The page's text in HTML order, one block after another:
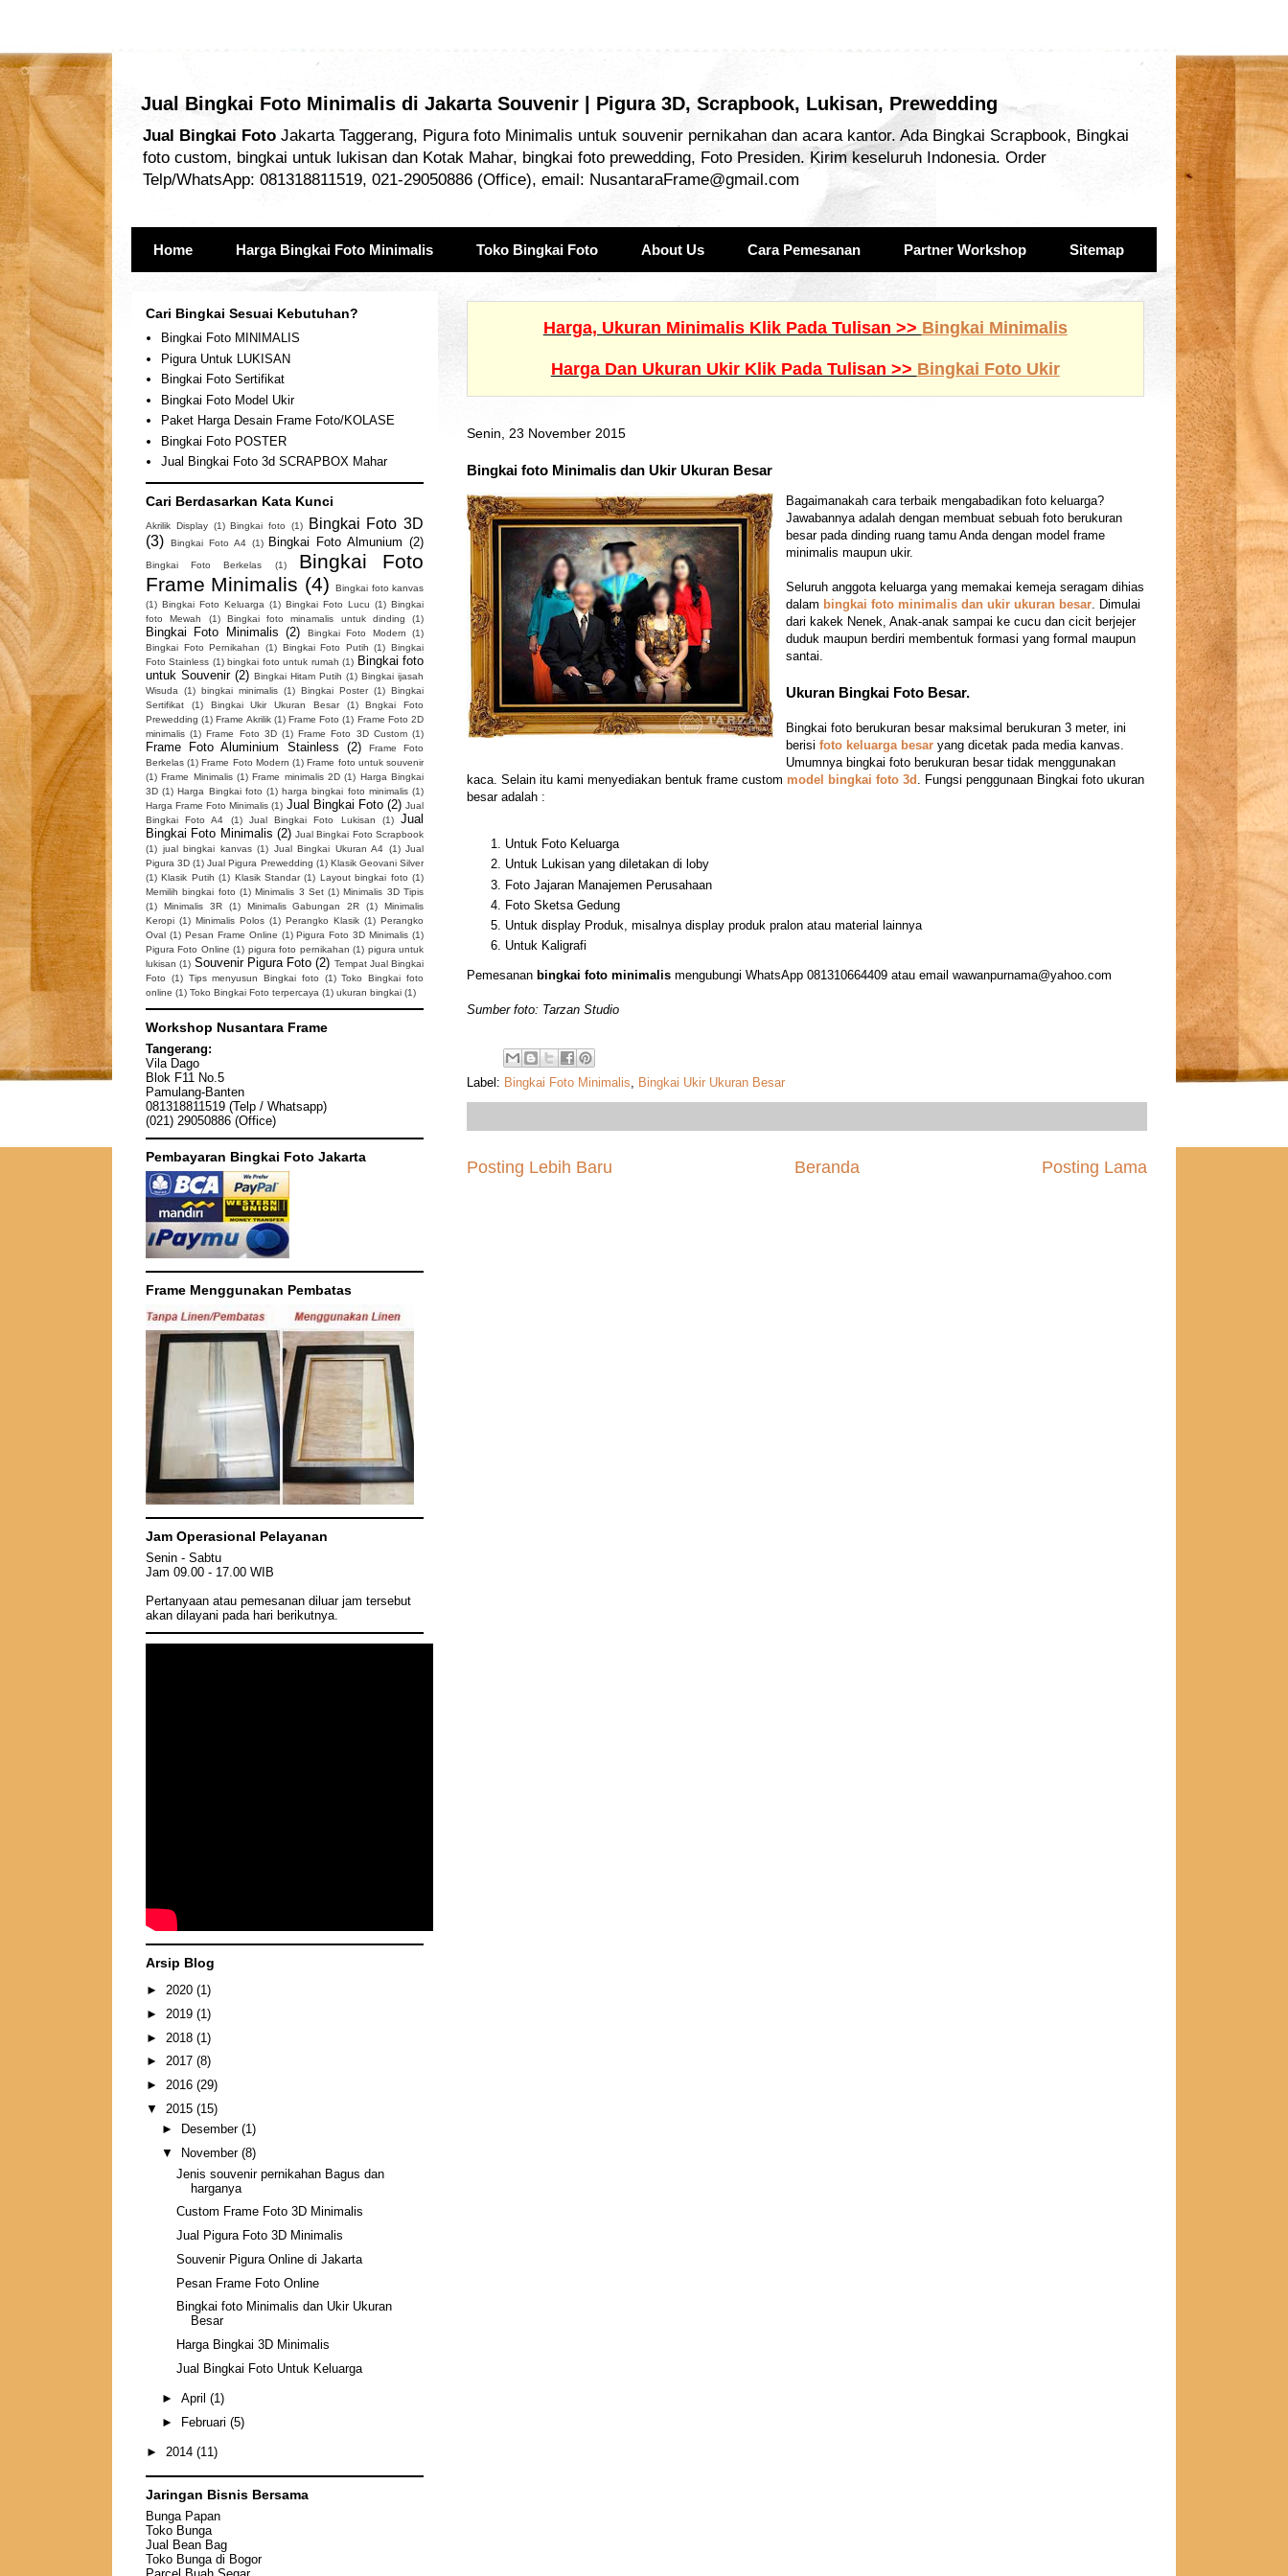
Jual Bingkai Foto Minimalis di Jakarta Souvenir | Pigura 3D, Scrapbook, Lukisan, Prewedding
Jual Bingkai Foto Jakarta Taggerang, Pigura foto Minimalis untuk souvenir pernikahan dan acara kantor. Ada Bingkai Scrapbook, Bingkai
foto custom, bingkai untuk lukisan dan Kotak Mahar, bingkai foto prewedding, Foto Presiden. Kirim keseluruh Indonesia. Order
Telp/WhatsApp: 081318811519, 021-29050886 (Office), email: NusantaraFrame@gmail.com
Home Harga Bingkai Foto Minimalis Toko Bingkai Foto About Us Cara Pemesanan Partner Workshop Sitemap
Harga, Ukuran Minimalis Klik Pada Tulisan >> Bingkai Minimalis
Harga Dan Ukuran Ukir Klik Pada Tulisan >> Bingkai Foto Ukir
Senin, 23 November 2015
Bingkai foto Minimalis dan Ukir Ukuran Besar
Bagaimanakah cara terbaik mengabadikan foto keluarga?
Jawabannya adalah dengan membuat sebuah foto berukuran
besar pada dinding ruang tamu Anda dengan model frame
minimalis maupun ukir.
Seluruh anggota keluarga yang memakai kemeja seragam dihias
dalam bingkai foto minimalis dan ukir ukuran besar. Dimulai
dari kakek Nenek, Anak-anak sampai ke cucu dan cicit berjejer
duduk maupun berdiri membentuk formasi yang formal maupun
santai.
Ukuran Bingkai Foto Besar.
Bingkai foto berukuran besar maksimal berukuran 3 meter, ini
berisi foto keluarga besar yang dicetak pada media kanvas.
Umumnya bingkai foto berukuran besar tidak menggunakan
kaca. Selain itu kami menyediakan bentuk frame custom model bingkai foto 3d . Fungsi penggunaan Bingkai foto ukuran
besar adalah :
Untuk Foto Keluarga
Untuk Lukisan yang diletakan di loby
Foto Jajaran Manajemen Perusahaan
Foto Sketsa Gedung
Untuk display Produk, misalnya display produk pralon atau material lainnya
Untuk Kaligrafi
Pemesanan bingkai foto minimalis mengubungi WhatsApp 081310664409 atau email wawanpurnama@yahoo.com
Sumber foto: Tarzan Studio
Label: Bingkai Foto Minimalis, Bingkai Ukir Ukuran Besar
Posting Lebih Baru Posting Lama
Beranda
Cari Bingkai Sesuai Kebutuhan?
Bingkai Foto MINIMALIS
Pigura Untuk LUKISAN
Bingkai Foto Sertifikat
Bingkai Foto Model Ukir
Paket Harga Desain Frame Foto/KOLASE
Bingkai Foto POSTER
Jual Bingkai Foto 3d SCRAPBOX Mahar
Cari Berdasarkan Kata Kunci
Akrilik Display (1) Bingkai foto (1)
Bingkai Foto 3D
(3)
Bingkai Foto A4 (1) Bingkai Foto Almunium (2)
Bingkai Foto Berkelas (1)
Bingkai Foto
Frame Minimalis (4)
Bingkai foto kanvas
(1) Bingkai Foto Keluarga (1) Bingkai Foto Lucu (1) Bingkai
foto Mewah
(1) Bingkai foto minamalis untuk dinding (1)
Bingkai Foto Minimalis (2) Bingkai Foto Modern
(1)
Bingkai Foto Pernikahan
(1) Bingkai Foto Putih (1) Bingkai
Foto Stainless (1) bingkai foto untuk rumah (1) Bingkai foto
untuk Souvenir (2) Bingkai Hitam Putih (1) Bingkai ijasah
Wisuda
(1) bingkai minimalis (1) Bingkai Poster (1) Bingkai
Sertifikat
(1) Bingkai Ukir Ukuran Besar (1)
Bngkai Foto
Prewedding (1) Frame Akrilik (1) Frame Foto (1) Frame Foto 2D
minimalis (1) Frame Foto 3D (1) Frame Foto 3D Custom (1)
Frame Foto Aluminium Stainless (2)
Frame Foto
Berkelas (1) Frame Foto Modern (1) Frame foto untuk souvenir
(1) Frame Minimalis (1) Frame minimalis 2D (1) Harga Bingkai
3D (1) Harga Bingkai foto (1) harga bingkai foto minimalis (1)
Harga Frame Foto Minimalis (1) Jual Bingkai Foto (2) Jual
Bingkai Foto A4
(1) Jual Bingkai Foto Lukisan (1)
Jual
Bingkai Foto Minimalis (2) Jual Bingkai Foto Scrapbook
(1) jual bingkai kanvas (1) Jual Bingkai Ukuran A4 (1) Jual
Pigura 3D (1) Jual Pigura Prewedding (1) Klasik Geovani Silver
(1) Klasik Putih (1) Klasik Standar (1) Layout bingkai foto (1)
Memilih bingkai foto (1) Minimalis 3 Set (1) Minimalis 3D Tipis
(1)
Minimalis 3R (1) Minimalis Gabungan 2R (1)
Minimalis
Keropi (1) Minimalis Polos (1) Perangko Klasik (1) Perangko
Oval (1) Pesan Frame Online (1) Pigura Foto 3D Minimalis (1)
Pigura Foto Online (1) pigura foto pernikahan (1) pigura untuk
lukisan (1) Souvenir Pigura Foto (2) Tempat Jual Bingkai
Foto
(1) Tips menyusun Bingkai foto (1) Toko Bingkai foto
online (1) Toko Bingkai Foto terpercaya (1) ukuran bingkai (1)
Workshop Nusantara Frame
Tangerang:
Vila Dago
Blok F11 No.5
Pamulang-Banten
081318811519 (Telp / Whatsapp)
(021) 29050886 (Office)
Pembayaran Bingkai Foto Jakarta
Frame Menggunakan Pembatas
Jam Operasional Pelayanan
Senin - Sabtu
Jam 09.00 - 17.00 WIB
Pertanyaan atau pemesanan diluar jam tersebut
akan dilayani pada hari berikutnya.
Arsip Blog
► 2020 (1)
► 2019 (1)
► 2018 (1)
► 2017 (8)
► 2016 (29)
▼ 2015 (15)
►
Desember (1)
▼
November (8)
Jenis souvenir pernikahan Bagus dan
harganya
Custom Frame Foto 3D Minimalis
Jual Pigura Foto 3D Minimalis
Souvenir Pigura Online di Jakarta
Pesan Frame Foto Online
Bingkai foto Minimalis dan Ukir Ukuran
Besar
Harga Bingkai 3D Minimalis
Jual Bingkai Foto Untuk Keluarga
► April (1)
►
Februari (5)
► 2014 (11)
Jaringan Bisnis Bersama
Bunga Papan
Toko Bunga
Jual Bean Bag
Toko Bunga di Bogor
Parcel Buah Segar